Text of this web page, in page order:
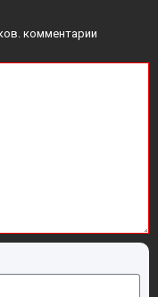
комментарии